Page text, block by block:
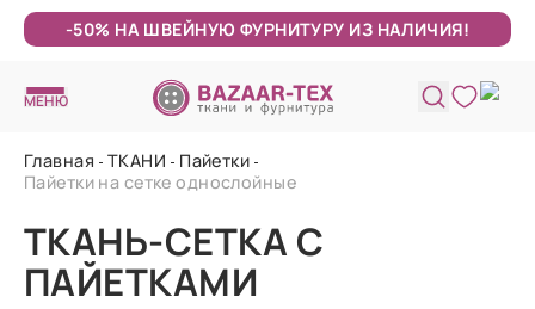
-50% НА ШВЕЙНУЮ ФУРНИТУРУ ИЗ НАЛИЧИЯ!
МЕНЮ
Главная ТКАНИ
Пайетки
Пайетки на сетке однослойные
ТКАНЬ-СЕТКА С
ПАЙЕТКАМИ